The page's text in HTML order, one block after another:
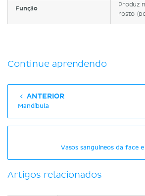
Função
Produz
rosto
Continue aprendendo
ANTERIOR
Mandíbula
Vasos sanguíneos da face
Artigos relacionados